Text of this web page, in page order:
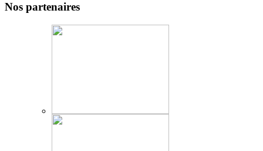
Nos partenaires